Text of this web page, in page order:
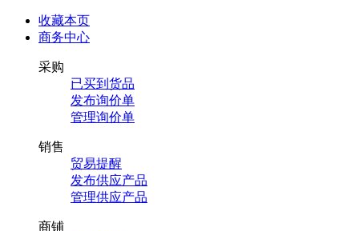
收藏本页
商务中心
采购
已买到货品
发布询价单
管理询价单
销售
贸易提醒
发布供应产品
管理供应产品
商铺